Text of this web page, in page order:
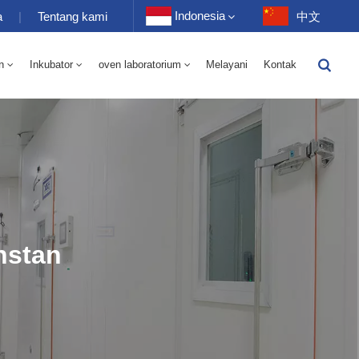
| Tentang kami Indonesia
Français
Português
中文
Inkubator oven laboratorium Melayani Kontak